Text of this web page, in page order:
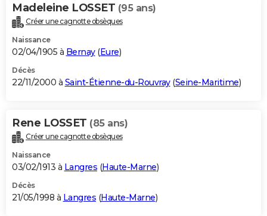
Madeleine LOSSET (95 ans)
Créer une cagnotte obsèques
Naissance
02/04/1905 à Bernay(Eure)
Décès
22/11/2000 à Saint-Étienne-du-Rouvray(Seine-Maritime)
Rene LOSSET (85 ans)
Créer une cagnotte obsèques
Naissance
03/02/1913 à Langres (Haute-Marne)
Décès
21/05/1998 à Langres (Haute-Marne)